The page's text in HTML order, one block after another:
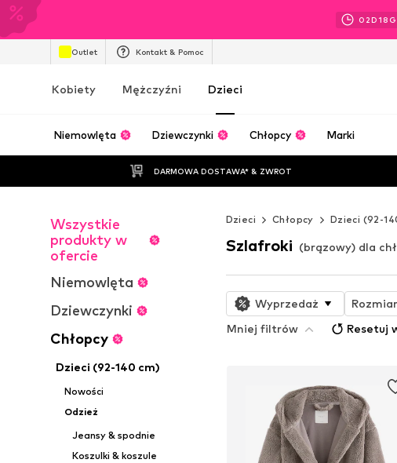
02D18 G
Outlet Kontakt & Pomoc
Kobiety Mężczyźni Dzieci
Niemowlęta Dziewczynki Chłopcy Marki
DARMOWA DOSTAWA* & ZWROT
Wszystkie
produkty w
ofercie
Niemowlęta
Dziewczynki
Chłopcy
Dzieci (92-140 cm)
Nowości
Odzież
Jeansy & spodnie
Koszulki & koszule
Dzieci Chłopcy Dzieci (92-
Szlafroki (brązowy) dla
Wyprzedaż Rozmiar
Mniej filtrów
Resetuj